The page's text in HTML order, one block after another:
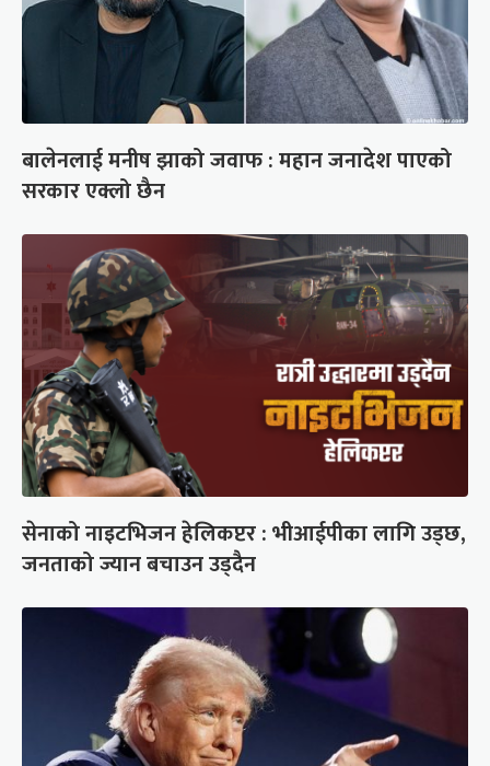
बालेनलाई मनीष झाको जवाफ : महान जनादेश पाएको
सरकार एक्लो छैन
सेनाको नाइटभिजन हेलिकप्टर : भीआईपीका लागि उड्छ,
जनताको ज्यान बचाउन उड्दैन